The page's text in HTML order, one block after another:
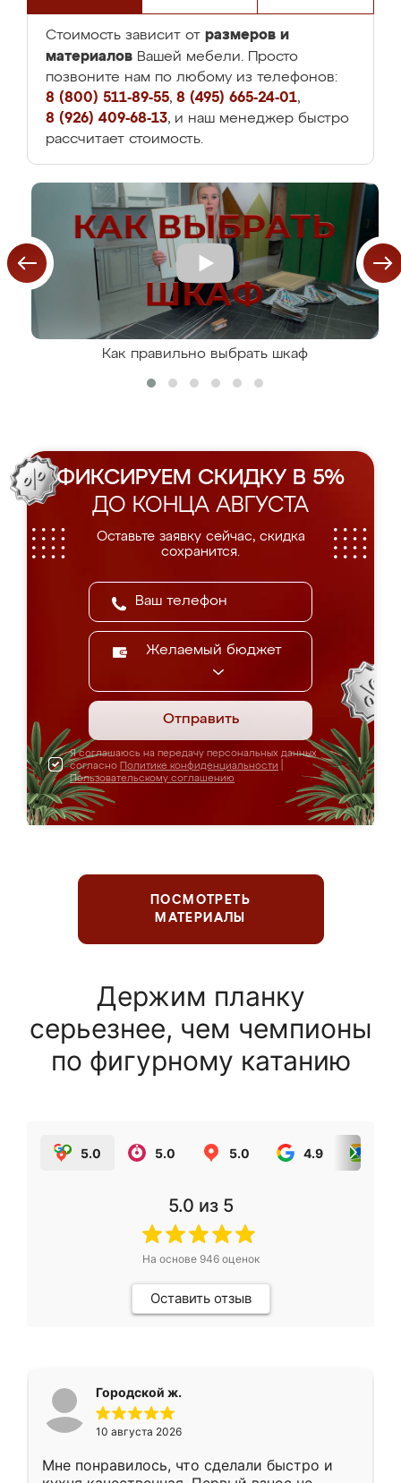
Стоимость зависит от размеров и
материалов Вашей мебели. Просто
позвоните нам по любому из телефонов:
8 (800) 511-89-55, 8 (495) 665-24-01,
8 (926) 409-68-13, и наш менеджер быстро
рассчитает стоимость.
Как правильно выбрать шкаф
ФИКСИРУЕМ СКИДКУ В 5%
ДО КОНЦА АВГУСТА
Оставьте заявку сейчас, скидка
сохранится.
Желаемый бюджет
Отправить
Я соглашаюсь на передачу персональных данных
согласно Политике конфиденциальности
Пользовательскому соглашению
ПОСМОТРЕТЬ
МАТЕРИАЛЫ
Держим планку
серьезнее, чем чемпионы
по фигурному катанию
5.0 5.0 5.0 4.9
5.0 из 5
На основе 946оценок
Оставить отзыв
Городской ж.
10 августа 2026
Мне понравилось, что сделали быстро и